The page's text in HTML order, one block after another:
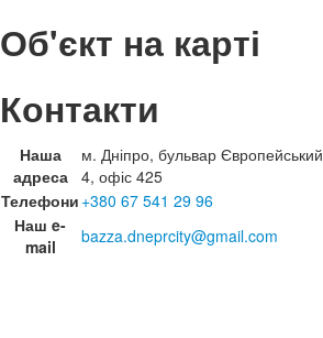
Об'єкт на карті
Контакти
Наша
адреса
м. Дніпро, бульвар Європейський
4, офіс 425
Телефони +380 67 541 29 96
Наш e-
mail
bazza.dneprcity@gmail.com